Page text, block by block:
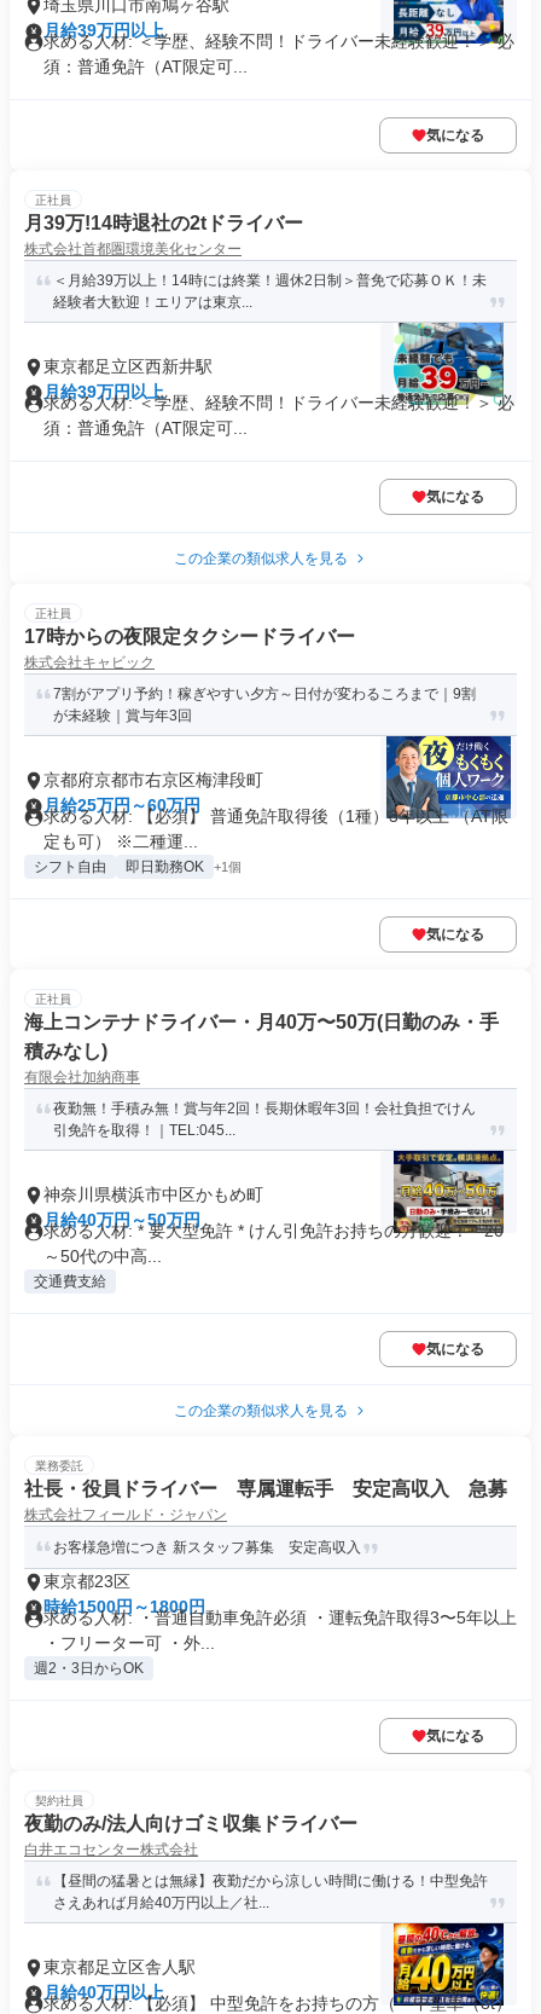
埼玉県川口市南鳩ヶ谷駅
月給39万円以上
求める人材: ＜学歴、経験不問！ドライバー未経験歓迎！＞ 必
須：普通免許（AT限定可...
気になる
正社員
月39万!14時退社の2tドライバー
株式会社首都圏環境美化センター
＜月給39万以上！14時には終業！週休2日制＞普免で応募ＯＫ！未
経験者大歓迎！エリアは東京...
東京都足立区西新井駅
月給39万円以上
求める人材: ＜学歴、経験不問！ドライバー未経験歓迎！＞ 必
須：普通免許（AT限定可...
気になる
この企業の類似求人を見る
正社員
17時からの夜限定タクシードライバー
株式会社キャビック
7割がアプリ予約！稼ぎやすい夕方～日付が変わるころまで｜9割
が未経験｜賞与年3回
京都府京都市右京区梅津段町
月給25万円～60万円
求める人材: 【必須】 普通免許取得後（1種）3年以上 （AT限
定も可） ※二種運...
シフト自由 即日勤務OK +1個
気になる
正社員
海上コンテナドライバー・月40万〜50万(日勤のみ・手
積みなし)
有限会社加納商事
夜勤無！手積み無！賞与年2回！長期休暇年3回！会社負担でけん
引免許を取得！｜TEL:045...
神奈川県横浜市中区かもめ町
月給40万円～50万円
求める人材: * 要大型免許 * けん引免許お持ちの方歓迎！ * 20
～50代の中高...
交通費支給
気になる
この企業の類似求人を見る
業務委託
社長・役員ドライバー 専属運転手 安定高収入 急募
株式会社フィールド・ジャパン
お客様急増につき 新スタッフ募集 安定高収入
東京都23区
時給1500円～1800円
求める人材: ・普通自動車免許必須 ・運転免許取得3〜5年以上
・フリーター可 ・外...
週2・3日からOK
気になる
契約社員
夜勤のみ/法人向けゴミ収集ドライバー
白井エコセンター株式会社
【昼間の猛暑とは無縁】夜勤だから涼しい時間に働ける！中型免許
さえあれば月給40万円以上／社...
東京都足立区舎人駅
月給40万円以上
求める人材: 【必須】 中型免許をお持ちの方（「中型車（8t）